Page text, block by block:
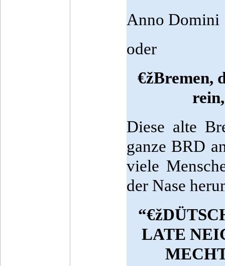
Anno Domini
oder
€žBremen,
Diese alte
ganze BRD
viele
der Nase
LATE